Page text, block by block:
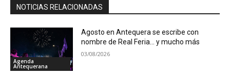
NOTICIAS RELACIONADAS
Agenda
Antequerana
Agosto en Antequera se escribe con
nombre de Real Feria… y mucho más
03/08/2026